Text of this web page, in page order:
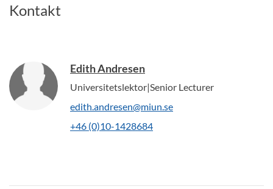
Kontakt
Edith Andresen
Universitetslektor|Senior Lecturer
edith.andresen@miun.se
+46 (0)10-1428684